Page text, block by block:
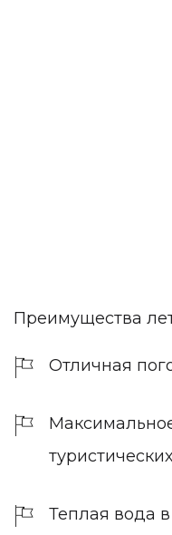
Преимущества
Отличная
Теплая вода